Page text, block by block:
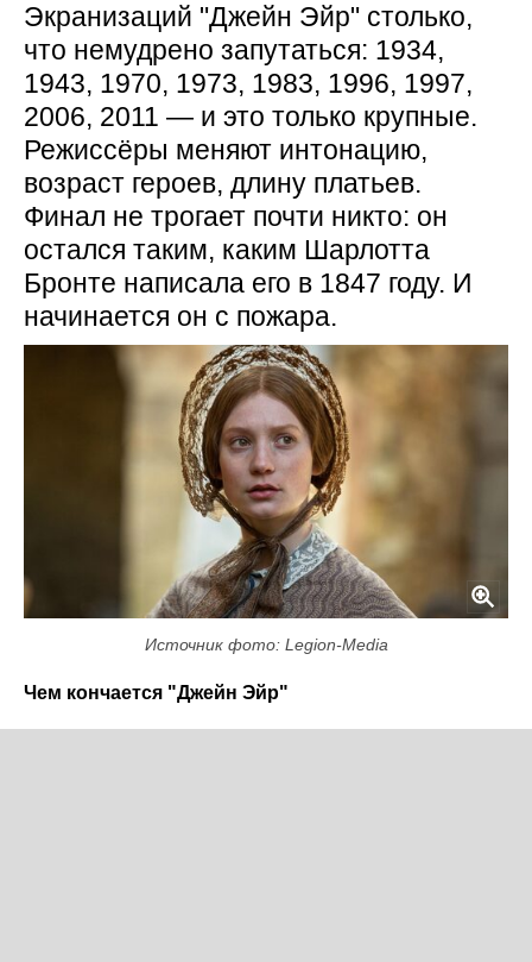
Экранизаций "Джейн Эйр" столько,
что немудрено запутаться: 1934,
1943, 1970, 1973, 1983, 1996, 1997,
2006, 2011 — и это только крупные.
Режиссёры меняют интонацию,
возраст героев, длину платьев.
Финал не трогает почти никто: он
остался таким, каким Шарлотта
Бронте написала его в 1847 году. И
начинается он с пожара.
Источник фото: Legion-Media
Чем кончается "Джейн Эйр"